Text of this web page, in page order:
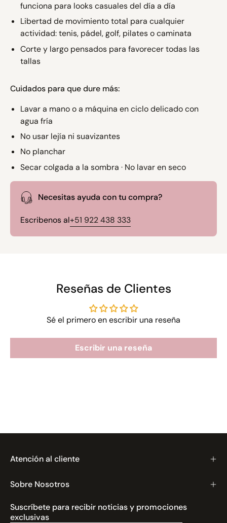
funciona para looks casuales del día a día
Libertad de movimiento total para cualquier
actividad: tenis, pádel, golf, pilates o caminata
Corte y largo pensados para favorecer todas las
tallas
Cuidados para que dure más:
Lavar a mano o a máquina en ciclo delicado con
agua fría
No usar lejía ni suavizantes
No planchar
Secar colgada a la sombra · No lavar en seco
Necesitas ayuda con tu compra?
Escribenos al+51 922 438 333
Reseñas de Clientes
Sé el primero en escribir una reseña
Escribir una reseña
Atención al cliente
Sobre Nosotros
Suscríbete para recibir noticias y promociones
exclusivas